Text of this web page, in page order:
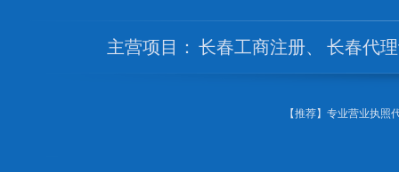
主营项目： 长春工商注册、 长春代
【推荐】专业营业执照